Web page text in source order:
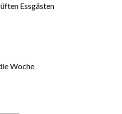
Essgästen
Woche